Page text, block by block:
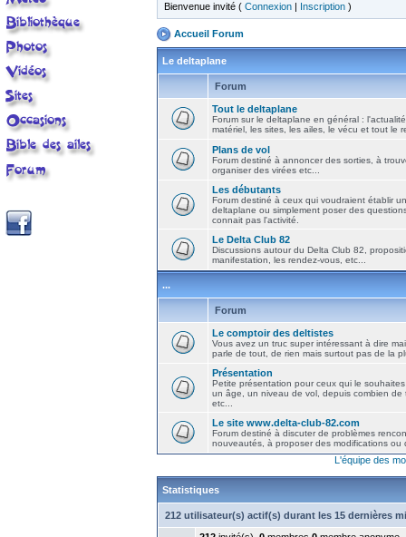
Bienvenue invité ( Connexion | Inscription )
Accueil Forum
Le deltaplane
Forum
Tout le deltaplane
Forum sur le deltaplane en général :
matériel, les sites, les ailes, le vécu et tout le
Plans de vol
Forum destiné à annoncer des sorties, à
organiser des virées etc...
Les débutants
Forum destiné à ceux qui voudraient établir
deltaplane ou simplement poser des
connait pas l'activité.
Le Delta Club 82
Discussions autour du Delta Club 82,
manifestation, les rendez-vous, etc...
...
Forum
Le comptoir des deltistes
Vous avez un truc super intéressant à dire
parle de tout, de rien mais surtout pas de la
Présentation
Petite présentation pour ceux qui le
un âge, un niveau de vol, depuis combien de
etc...
Le site www.delta-club-82.com
Forum destiné à discuter de problèmes
nouveautés, à proposer des modifications ou
L'équipe des
Statistiques
212 utilisateur(s) actif(s) durant les 15 dernières